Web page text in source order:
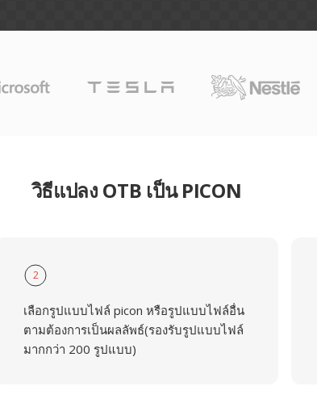
วิธีแปลง OTB เป็น PICON
2
เลือกรูปแบบไฟล์ picon หรือรูปแบบไฟล์อื่น
ตามต้องการเป็นผลลัพธ์(รองรับรูปแบบไฟล์
มากกว่า 200 รูปแบบ)